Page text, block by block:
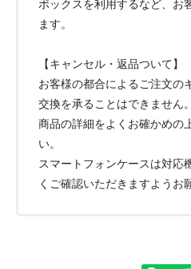
ボックスを利用するなど、お
ます。
【キャンセル・返品ついて】
お客様の都合によるご注文の
交換を承ることはできません。
商品の詳細をよくお確かめの
い。
スマートフォンケースは対応
くご確認いただきますようお